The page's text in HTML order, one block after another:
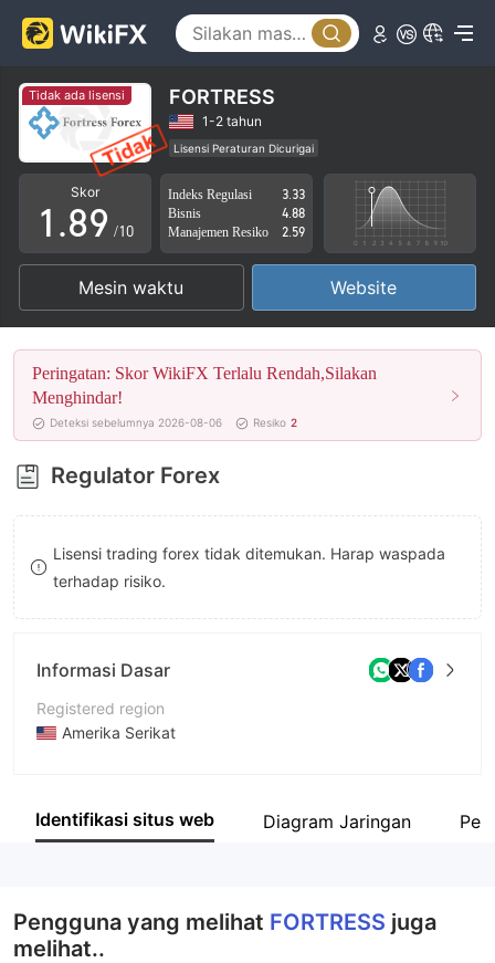
Tidak ada lisensi FORTRESS
1-2 tahun
Lisensi Peraturan Dicurigai
Lingkup Bisnis Mencurigakan
Potensi risiko tinggi
Skor
0
1
2
3
4
5
6
7
8
9
.
4
5
6
7
8
9
5
6
7
8
9 /10
Indeks Regulasi
3.33
Bisnis
4.88
Manajemen Resiko
2.59
Mesin waktu Website
Peringatan: Skor WikiFX Terlalu Rendah,Silakan
Menghindar!
Deteksi sebelumnya 2026-08-06 Resiko 2
Regulator Forex
Lisensi trading forex tidak ditemukan. Harap waspada
terhadap risiko.
Informasi Dasar
Registered region
Amerika Serikat
Nama perusahaan
Identifikasi situs web Diagram Jaringan
Pengguna yang melihat FORTRESS juga
melihat..